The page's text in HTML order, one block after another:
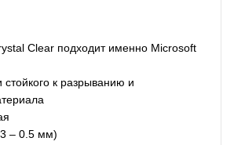
Clear подходит именно Microsoft
стойкого к разрыванию и
– 0.5 мм)